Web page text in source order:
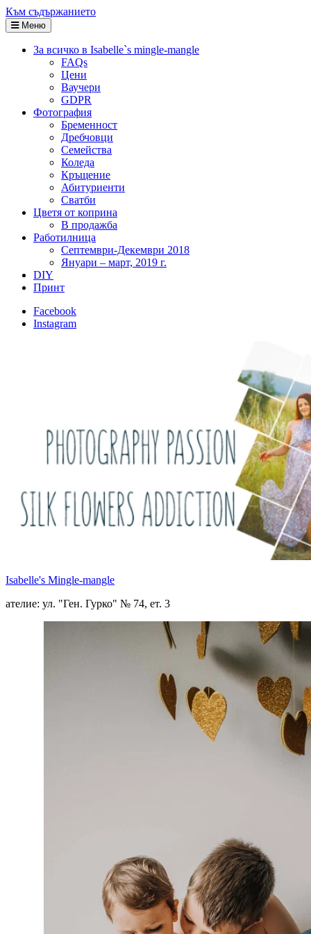
Към съдържанието
Меню
За всичко в Isabelle`s mingle-mangle
FAQs
Цени
Ваучери
GDPR
Фотография
Бременност
Дребчовци
Семейства
Коледа
Кръщение
Абитуриенти
Сватби
Цветя от коприна
В продажба
Работилница
Септември-Декември 2018
Януари – март, 2019 г.
DIY
Принт
Facebook
Instagram
Isabelle's Mingle-mangle
ателие: ул. "Ген. Гурко" № 74, ет. 3